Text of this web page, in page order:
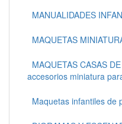
MANUALIDADES
MAQUETAS
MAQUETAS CASAS
accesorios miniatura
Maquetas infantiles de